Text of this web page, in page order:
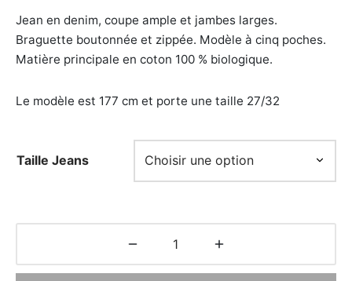
était :
170,00€.
est :
119,00€.
Jean en denim, coupe ample et jambes larges.
Braguette boutonnée et zippée. Modèle à cinq poches.
Matière principale en coton 100 % biologique.
Le modèle est 177 cm et porte une taille 27/32
Taille Jeans